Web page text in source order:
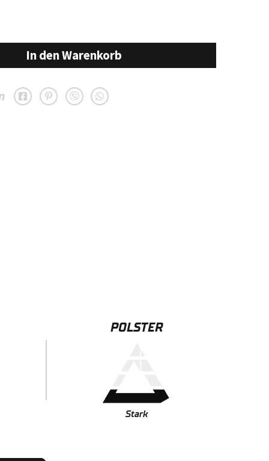
€.
In den Warenkorb
POLSTER
Stark